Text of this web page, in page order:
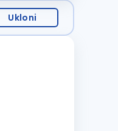
Ukloni